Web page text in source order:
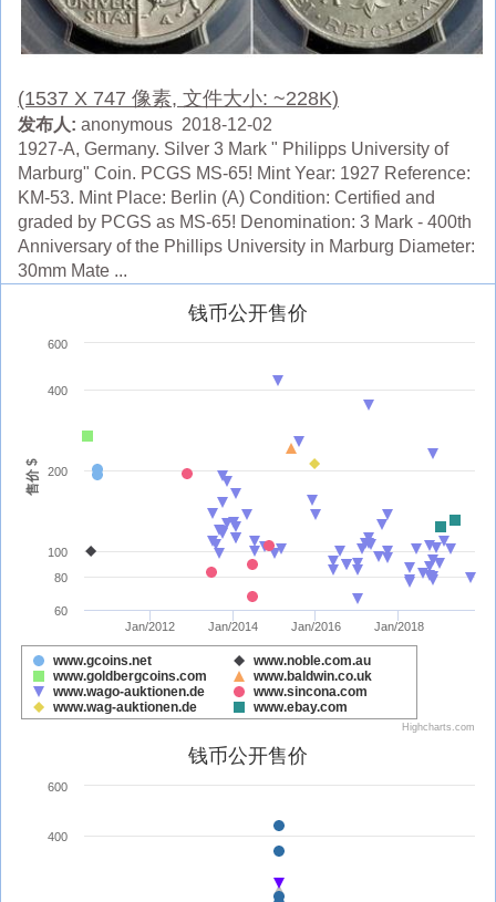
(1537 X 747 像素, 文件大小: ~228K)
发布人: anonymous 2018-12-02
1927-A, Germany. Silver 3 Mark " Philipps University of
Marburg" Coin. PCGS MS-65! Mint Year: 1927 Reference:
KM-53. Mint Place: Berlin (A) Condition: Certified and
graded by PCGS as MS-65! Denomination: 3 Mark - 400th
Anniversary of the Phillips University in Marburg Diameter:
30mm Mate ...